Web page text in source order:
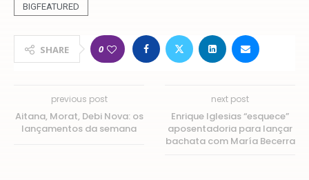
BIGFEATURED
SHARE 0
previous post
Aitana, Morat, Debi Nova: os
lançamentos da semana
next post
Enrique Iglesias “esquece”
aposentadoria para lançar
bachata com María Becerra